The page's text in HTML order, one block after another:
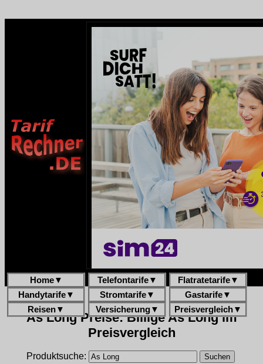
Home▼ Telefontarife▼ Flatratetarife▼
Handytarife▼ Stromtarife▼ Gastarife▼
Reisen▼ Versicherung▼ Preisvergleich▼
As Long Preise: Billige As Long im
Preisvergleich
Produktsuche: